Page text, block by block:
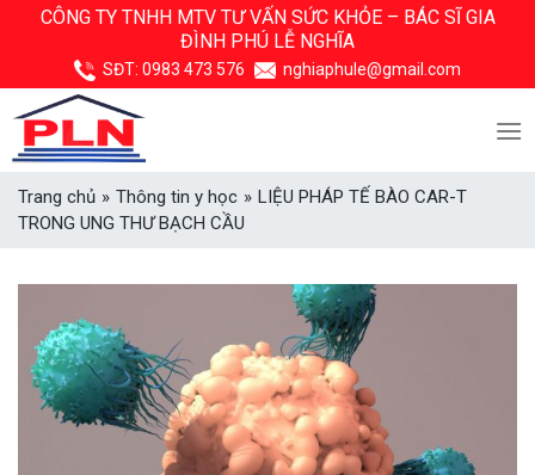
CÔNG TY TNHH MTV TƯ VẤN SỨC KHỎE – BÁC SĨ GIA
ĐÌNH PHÚ LỄ NGHĨA
SĐT: 0983 473 576 nghiaphule@gmail.com
Trang chủ » Thông tin y học » LIỆU PHÁP TẾ BÀO CAR-T
TRONG UNG THƯ BẠCH CẦU